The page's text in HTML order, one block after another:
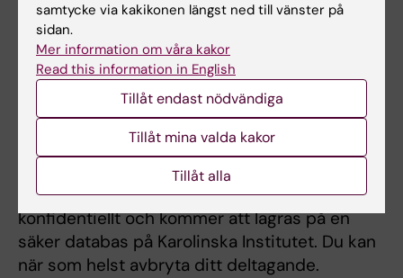
Hantering av personuppgifter
All hantering av personuppgifterna i projektet
sker i enlighet med EU:s
dataskyddsförordning (GDPR). Ansvarig för
dina personuppgifter är Karolinska Institutet.
Dataskyddsombud nås
dataskyddsombud@ki.se
analyseras på gruppnivå, hanteras
konfidentiellt och kommer att lagras på en
säker databas på Karolinska Institutet. Du kan
när som helst avbryta ditt deltagande.
samtycke via kakikonen längst ned till vänster på
sidan.
Mer information om våra kakor
Read this information in English
Tillåt endast nödvändiga
Tillåt mina valda kakor
Tillåt alla